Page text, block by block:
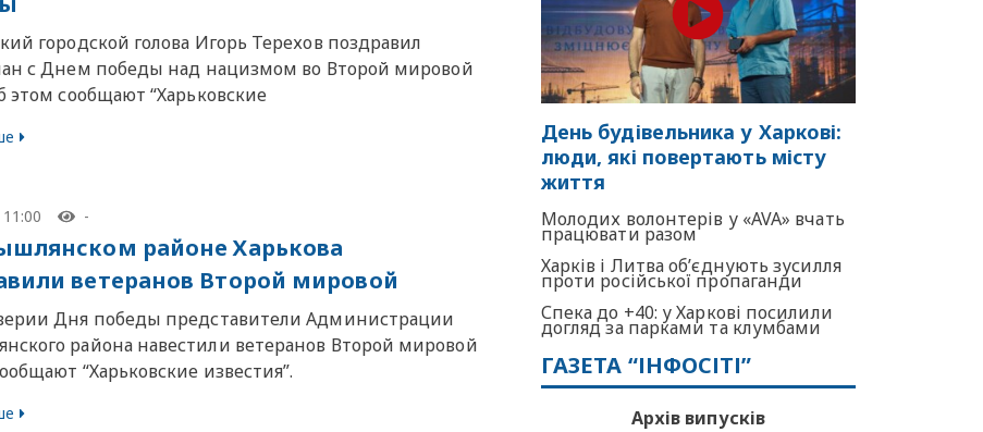
городской голова Игорь Терехов поздравил
с Днем победы над нацизмом во Второй мировой
этом сообщают “Харьковские
-
районе Харькова
ветеранов Второй мировой
Дня победы представители Администрации
района навестили ветеранов Второй мировой
“Харьковские известия”.
День будівельника у Харкові:
люди, які повертають місту
життя
Молодих волонтерів у «AVA» вчать
працювати разом
Харків і Литва об’єднують зусилля
проти російської пропаганди
Спека до +40: у Харкові посилили
догляд за парками та клумбами
ГАЗЕТА “ІНФОСІТІ”
Архів випусків